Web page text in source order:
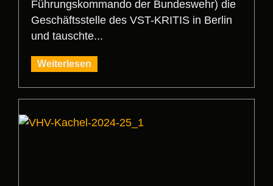
Führungskommando der Bundeswehr) die
Geschäftsstelle des VST-KRITIS in Berlin
und tauschte...
Weiterlesen